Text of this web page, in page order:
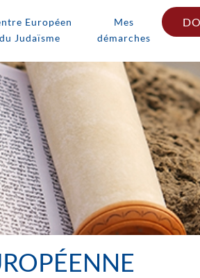
Européen
du Judaïsme
Mes
démarches